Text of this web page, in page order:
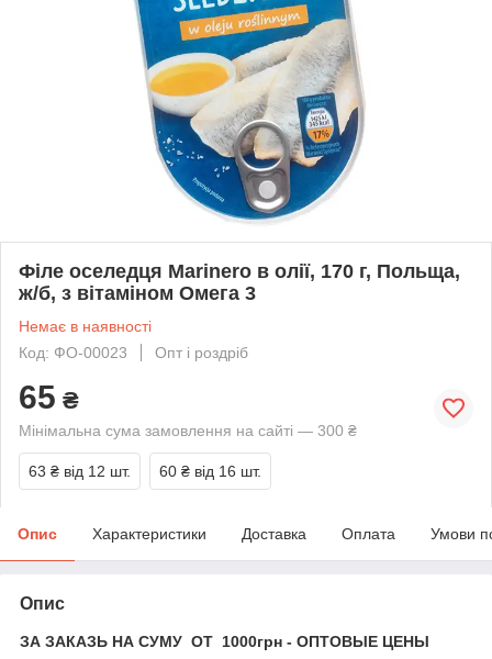
Філе оселедця Marinero в олії, 170 г, Польща,
ж/б, з вітаміном Омега 3
Немає в наявності
Код: ФО-00023
Опт і роздріб
65 ₴
Мінімальна сума замовлення на сайті — 300 ₴
63 ₴ від 12 шт. 60 ₴ від 16 шт.
Опис Характеристики Доставка Оплата Умови
Опис
ЗА ЗАКАЗЬ НА СУМУ ОТ 1000грн - ОПТОВЫЕ ЦЕНЫ